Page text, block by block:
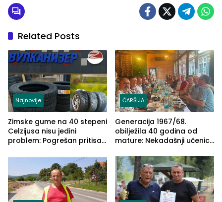
Related Posts
Najnovije
Zimske gume na 40 stepeni
Celzijusa nisu jedini
problem: Pogrešan pritisak
ČARŠIJA
Generacija 1967/68.
obilježila 40 godina od
mature: Nekadašnji učenici
(FOTO)